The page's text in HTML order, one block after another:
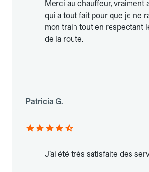
Merci au chauffeur, vraiment
qui a tout fait pour que je ne
mon train tout en respectant
de la route.
Patricia G.
J’ai été très satisfaite des